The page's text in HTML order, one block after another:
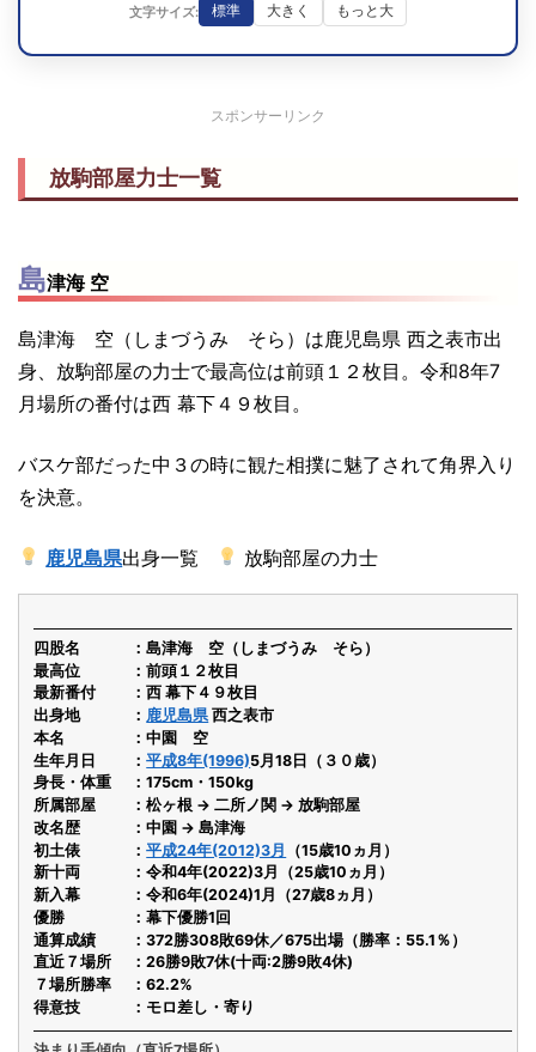
文字サイズ: 標準 大きく もっと大
スポンサーリンク
放駒部屋力士一覧
島津海 空
島津海 空（しまづうみ そら）は鹿児島県 西之表市出
身、放駒部屋の力士で最高位は前頭１２枚目。令和8年7
月場所の番付は西 幕下４９枚目。
バスケ部だった中３の時に観た相撲に魅了されて角界入り
を決意。
鹿児島県出身一覧 放駒部屋の力士
四股名
島津海 空（しまづうみ そら）
最高位
前頭１２枚目
最新番付
西 幕下４９枚目
出身地
鹿児島県西之表市
本名
中園 空
生年月日
平成8年(1996)5月18日（３０歳）
身長・体重
175cm・150kg
所属部屋
松ヶ根 → 二所ノ関 → 放駒部屋
改名歴
中園 → 島津海
初土俵
平成24年(2012)3月
（15歳10ヵ月）
新十両
令和4年(2022)3月（25歳10ヵ月）
新入幕
令和6年(2024)1月（27歳8ヵ月）
優勝
幕下優勝1回
通算成績
372勝308敗69休／675出場（勝率：55.1％）
直近７場所
26勝9敗7休(十両:2勝9敗4休)
７場所勝率
62.2%
得意技
モロ差し・寄り